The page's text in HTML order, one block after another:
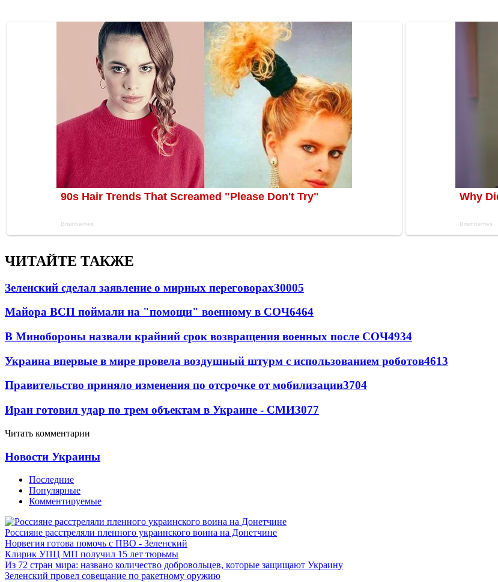
ЧИТАЙТЕ ТАКЖЕ
Зеленский сделал заявление о мирных переговорах30005
Майора ВСП поймали на "помощи" военному в СОЧ6464
В Минобороны назвали крайний срок возвращения военных после СОЧ4934
Украина впервые в мире провела воздушный штурм с использованием роботов4613
Правительство приняло изменения по отсрочке от мобилизации3704
Иран готовил удар по трем объектам в Украине - СМИ3077
Читать комментарии
Новости Украины
Последние
Популярные
Комментируемые
Россияне расстреляли пленного украинского воина на Донетчине
Норвегия готова помочь с ПВО - Зеленский
Клирик УПЦ МП получил 15 лет тюрьмы
Из 72 стран мира: названо количество добровольцев, которые защищают Украину
Зеленский провел совещание по ракетному оружию